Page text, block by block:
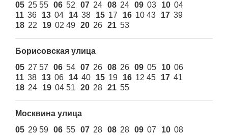
05 25 55 06 52 07 24 08 24 09 03 10 04
11 36 13 04 14 38 15 17 16 10 43 17 39
18 22 19 02 49 20 26 21 53
Борисовская улица
05 27 57 06 54 07 26 08 26 09 05 10 06
11 38 13 06 14 40 15 19 16 12 45 17 41
18 24 19 04 51 20 28 21 55
Москвина улица
05 29 59 06 55 07 28 08 28 09 07 10 08